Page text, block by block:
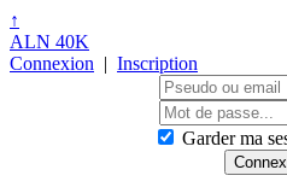
↑
ALN 40K
Connexion | Inscription
Garder ma